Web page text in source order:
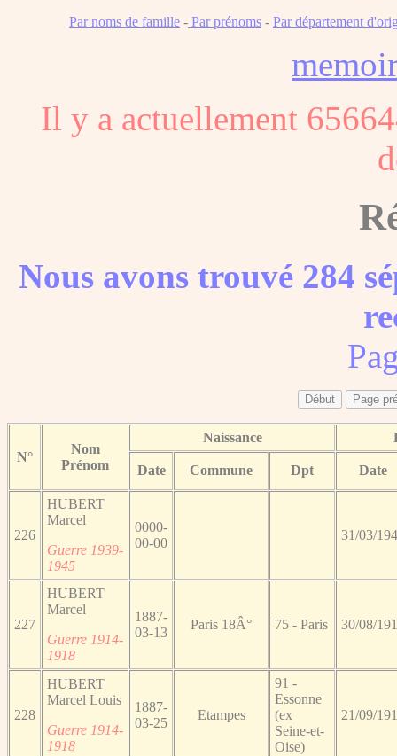
Par noms de famille - Par prénoms - Par département
Il y a actuellement
Nous avons trouvé 284
N°
Nom
Prénom
Naissance
Date Commune Dpt Date
226
HUBERT
Marcel
Guerre 1939-
1945
0000-
00-00
31/03/
227
HUBERT
Marcel
Guerre 1914-
1918
1887-
03-13
Paris 18Â° 75 - Paris 30/08/
228
HUBERT
Marcel Louis
Guerre 1914-
1918
1887-
03-25
Etampes
91 -
Essonne
(ex
Seine-et-
Oise)
21/09/